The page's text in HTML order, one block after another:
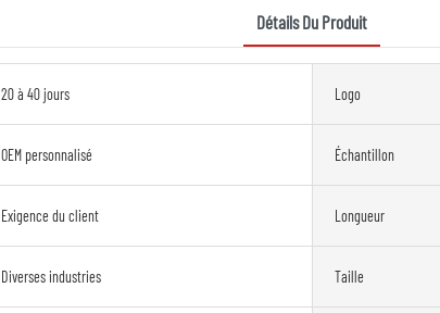
Détails Du Produit
20 à 40 jours Logo
OEM personnalisé Échantillon
Exigence du client Longueur
Diverses industries Taille